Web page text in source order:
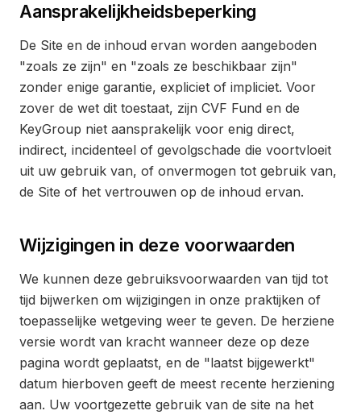
Aansprakelijkheidsbeperking
De Site en de inhoud ervan worden aangeboden
"zoals ze zijn" en "zoals ze beschikbaar zijn"
zonder enige garantie, expliciet of impliciet. Voor
zover de wet dit toestaat, zijn CVF Fund en de
KeyGroup niet aansprakelijk voor enig direct,
indirect, incidenteel of gevolgschade die voortvloeit
uit uw gebruik van, of onvermogen tot gebruik van,
de Site of het vertrouwen op de inhoud ervan.
Wijzigingen in deze voorwaarden
We kunnen deze gebruiksvoorwaarden van tijd tot
tijd bijwerken om wijzigingen in onze praktijken of
toepasselijke wetgeving weer te geven. De herziene
versie wordt van kracht wanneer deze op deze
pagina wordt geplaatst, en de "laatst bijgewerkt"
datum hierboven geeft de meest recente herziening
aan. Uw voortgezette gebruik van de site na het